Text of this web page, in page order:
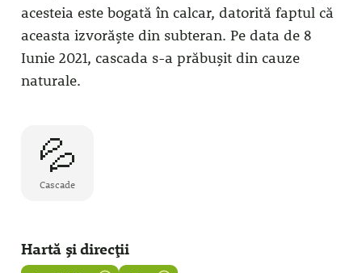
acesteia este bogată în calcar, datorită faptul că
aceasta izvorăște din subteran. Pe data de 8
Iunie 2021, cascada s-a prăbușit din cauze
naturale.
💦
Cascade
Hartă și direcții